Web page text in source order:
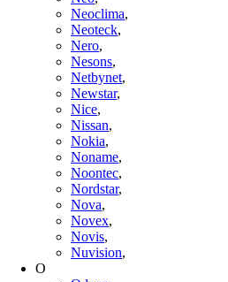
Neoclima,
Neoteck,
Nero,
Nesons,
Netbynet,
Newstar,
Nice,
Nissan,
Nokia,
Noname,
Noontec,
Nordstar,
Nova,
Novex,
Novis,
Nuvision,
O